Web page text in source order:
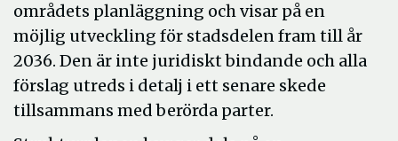
områdets planläggning och visar på en
möjlig utveckling för stadsdelen fram till år
2036. Den är inte juridiskt bindande och alla
förslag utreds i detalj i ett senare skede
tillsammans med berörda parter.